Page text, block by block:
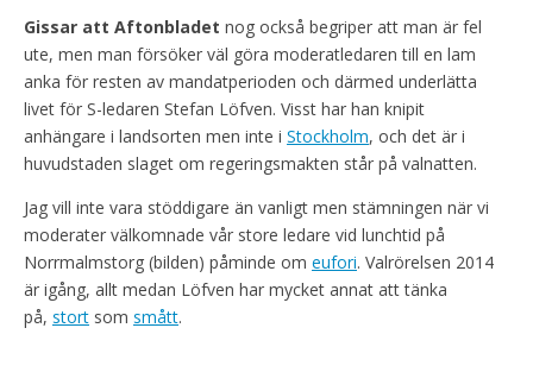
Gissar att Aftonbladet nog också begriper att man är fel
ute, men man försöker väl göra moderatledaren till en lam
anka för resten av mandatperioden och därmed underlätta
livet för S-ledaren Stefan Löfven. Visst har han knipit
anhängare i landsorten men inte i Stockholm, och det är i
huvudstaden slaget om regeringsmakten står på valnatten.
Jag vill inte vara stöddigare än vanligt men stämningen när vi
moderater välkomnade vår store ledare vid lunchtid på
Norrmalmstorg (bilden) påminde om eufori. Valrörelsen 2014
är igång, allt medan Löfven har mycket annat att tänka
på, stort som smått.